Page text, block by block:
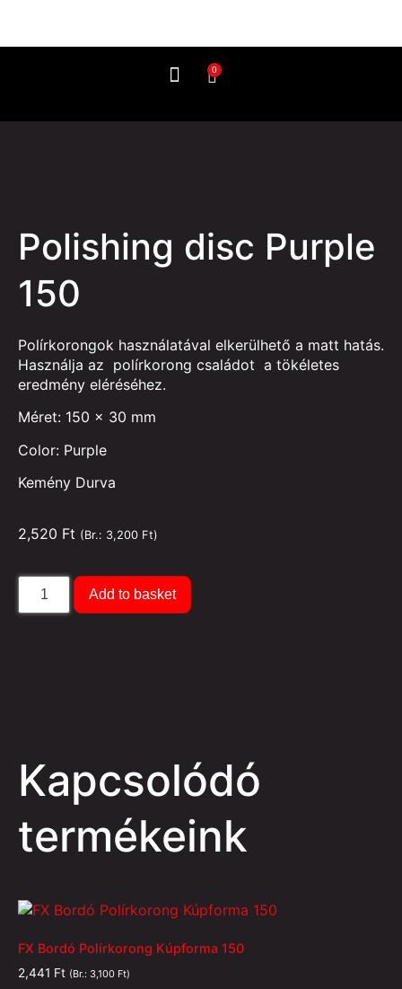
0
Polishing disc Purple
150
Polírkorongok használatával elkerülhető a matt hatás.
Használja az polírkorong családot a tökéletes
eredmény eléréséhez.
Méret: 150 x 30 mm
Color: Purple
Kemény Durva
2,520 Ft (Br.: 3,200 Ft)
Add to basket
Kapcsolódó
termékeink
FX Bordó Polírkorong Kúpforma 150
2,441 Ft (Br.: 3,100 Ft)